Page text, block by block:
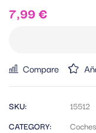
7,99€
Compare
SKU:
15512
CATEGORY: